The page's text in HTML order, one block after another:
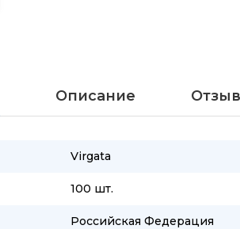
Описание
Virgata
100 шт.
Российская Федерация